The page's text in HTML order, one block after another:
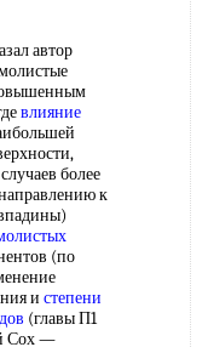
автор
влияние
более
к
(по
и степени
(главы П1
Сох —